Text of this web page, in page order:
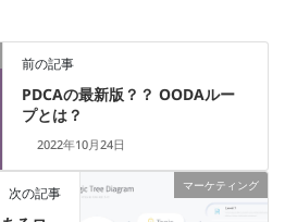
前の記事
PDCAの最新版？？ OODAルー
プとは？
2022年10月24日
マーケティング
次の記事